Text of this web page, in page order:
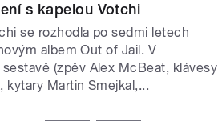
s kapelou Votchi
se rozhodla po sedmi letech
albem Out of Jail. V
(zpěv Alex McBeat, klávesy
kytary Martin Smejkal,...